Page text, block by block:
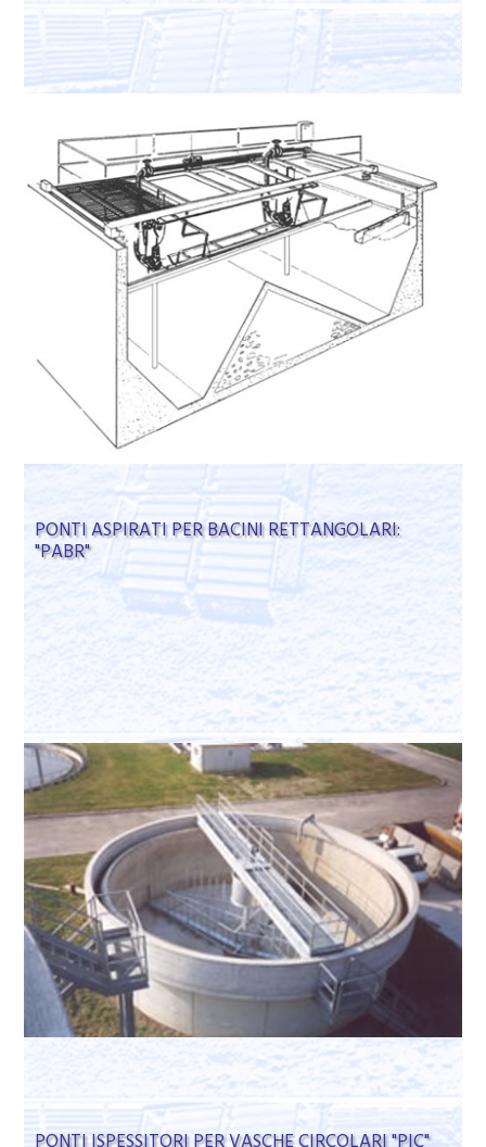
PONTI ASPIRATI PER BACINI RETTANGOLARI:
"PABR"
PONTI ISPESSITORI PER VASCHE CIRCOLARI "PIC"